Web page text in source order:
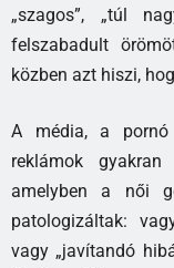
„szagos”, „túl
felszabadult
közben azt hiszi,
A média, a pornó
reklámok
amelyben a női
patologizáltak:
vagy „javítandó